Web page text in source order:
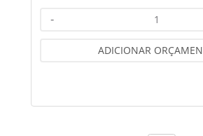
-
ADICIONAR